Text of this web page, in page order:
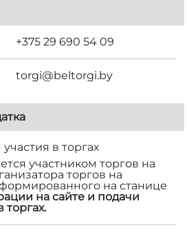
+375 29 690 54 09
torgi@beltorgi.by
в торгах
участником торгов на
торгов на
на станице
на сайте и подачи
торгах.